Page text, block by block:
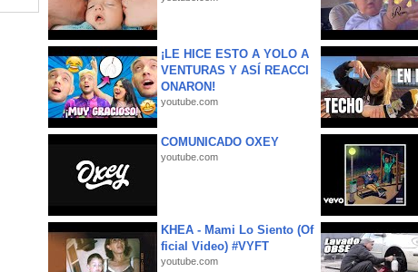
¡LE HICE ESTO A YOLO A
VENTURAS Y ASÍ REACCI
ONARON!
youtube.com
COMUNICADO OXEY
youtube.com
KHEA - Mami Lo Siento (Of
ficial Video) #VYFT
youtube.com